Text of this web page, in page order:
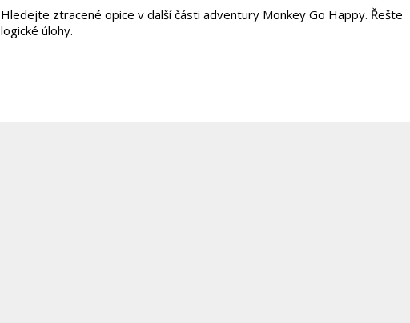
Hledejte ztracené opice v další části adventury Monkey Go Happy. Řešte
logické úlohy.